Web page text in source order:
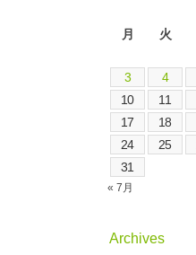
月
火
3
4
10
11
17
18
24
25
31
« 7月
Archives